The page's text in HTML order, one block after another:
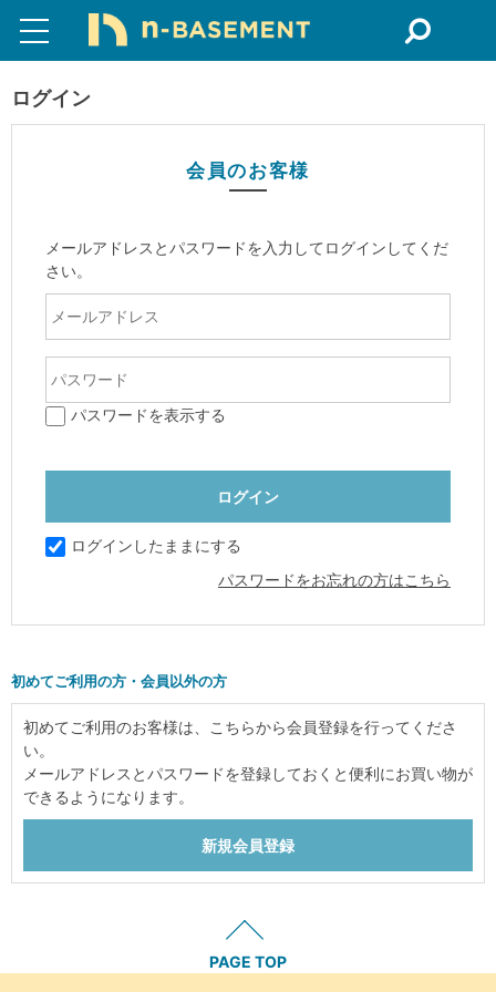
ログイン
会員のお客様
メールアドレスとパスワードを入力してログインしてくだ
さい。
パスワードを表示する
ログインしたままにする
パスワードをお忘れの方はこちら
初めてご利用の方・会員以外の方
初めてご利用のお客様は、こちらから会員登録を行ってくださ
い。
メールアドレスとパスワードを登録しておくと便利にお買い物が
できるようになります。
PAGE TOP